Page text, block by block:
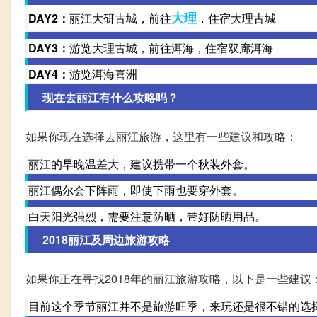
DAY2： 丽江大研古城，前往大理 ，住宿大理古城
DAY3： 游览大理古城，前往洱海，住宿双廊洱海
DAY4： 游览洱海喜洲
现在去丽江有什么攻略吗？
如果你现在选择去丽江旅游，这里有一些建议和攻略：
丽江的早晚温差大，建议携带一个秋装外套。
丽江偶尔会下阵雨，即使下雨也要穿外套。
白天阳光强烈，需要注意防晒，带好防晒用品。
2018丽江及周边旅游攻略
如果你正在寻找2018年的丽江旅游攻略，以下是一些建议
目前这个季节丽江并不是旅游旺季，来玩还是很不错的选